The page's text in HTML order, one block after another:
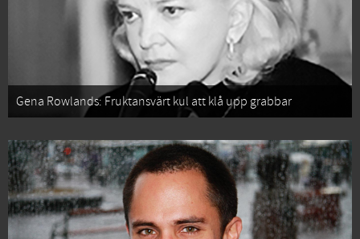
Gena Rowlands: Fruktansvärt kul att klå upp grabbar